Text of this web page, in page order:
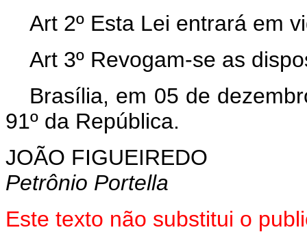
Art 2º Esta Lei entrará em
Art 3º Revogam-se as
Brasília, em 05 de
91º da República.
JOÃO FIGUEIREDO
Petrônio Portella
Este texto não substitui o